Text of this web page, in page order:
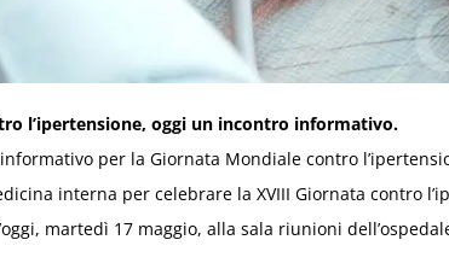
l’ipertensione, oggi un incontro informativo.
per la Giornata Mondiale contro
interna per celebrare la XVIII Giornata contro
martedì 17 maggio, alla sala riunioni